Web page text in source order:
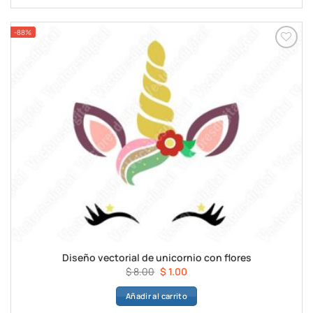
$ 8.00.$ 1.00.
-88%
Diseño vectorial de unicornio con flores
$8.00 El
precio
original
$ 1.00El
precio
actual
Añadir al carrito